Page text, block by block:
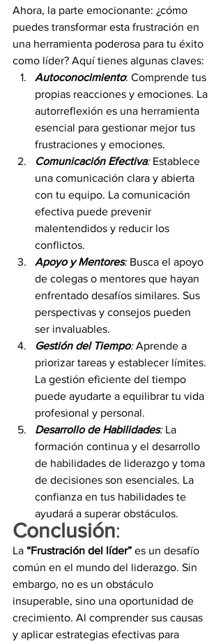
Ahora, la parte emocionante: ¿cómo
puedes transformar esta frustración en
una herramienta poderosa para tu éxito
como líder? Aquí tienes algunas claves:
Autoconocimiento: Comprende tus
propias reacciones y emociones. La
autorreflexión es una herramienta
esencial para gestionar mejor tus
frustraciones y emociones.
Comunicación Efectiva: Establece
una comunicación clara y abierta
con tu equipo. La comunicación
efectiva puede prevenir
malentendidos y reducir los
conflictos.
Apoyo y Mentores: Busca el apoyo
de colegas o mentores que hayan
enfrentado desafíos similares. Sus
perspectivas y consejos pueden
ser invaluables.
Gestión del Tiempo: Aprende a
priorizar tareas y establecer límites.
La gestión eficiente del tiempo
puede ayudarte a equilibrar tu vida
profesional y personal.
Desarrollo de Habilidades: La
formación continua y el desarrollo
de habilidades de liderazgo y toma
de decisiones son esenciales. La
confianza en tus habilidades te
ayudará a superar obstáculos.
Conclusión:
La “Frustración del líder” es un desafío
común en el mundo del liderazgo. Sin
embargo, no es un obstáculo
insuperable, sino una oportunidad de
crecimiento. Al comprender sus causas
y aplicar estrategias efectivas para